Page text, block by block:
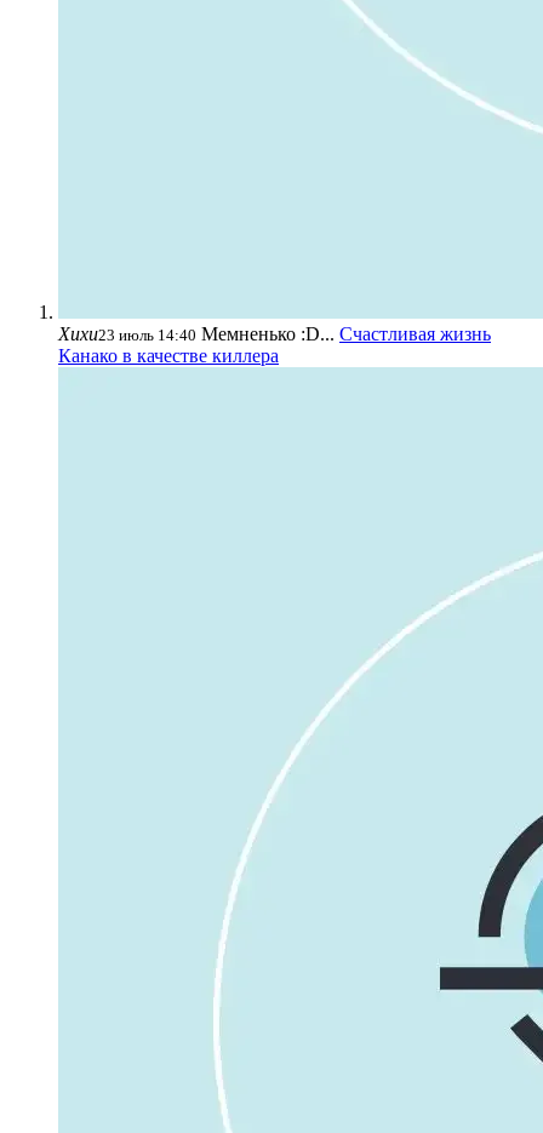
Хихи23 июль 14:40 Мемненько :D... Счастливая жизнь
Канако в качестве киллера